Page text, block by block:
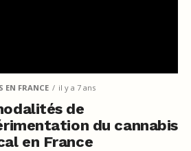
EN FRANCE il y a 7 ans
de
du cannabis
en France